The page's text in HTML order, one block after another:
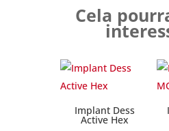
Cela
Implant Dess
Active Hex